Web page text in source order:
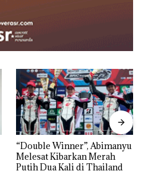
“Double Winner”, Abimanyu
Melesat Kibarkan Merah
Putih Dua Kali di Thailand